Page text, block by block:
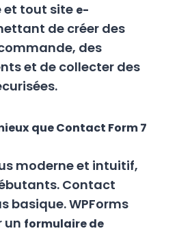
et tout site e-
de créer des
des
et de collecter des
que Contact Form 7
moderne et intuitif,
Contact
basique. WPForms
un formulaire de